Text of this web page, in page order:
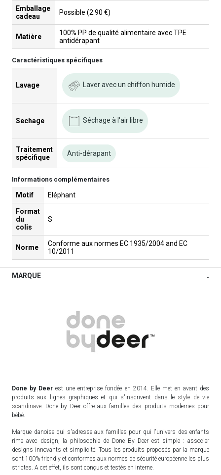
Emballage
cadeau
Possible (2.90 €)
Matière
100% PP de qualité alimentaire avec TPE
antidérapant
Caractéristiques spécifiques
Lavage Laver avec un chiffon humide
Sechage Séchage à l'air libre
Traitement
spécifique
Anti-dérapant
Informations complémentaires
Motif Eléphant
Format
du
colis
S
Norme
Conforme aux normes EC 1935/2004 and EC
10/2011
MARQUE -
Done by Deer est une entreprise fondée en 2014. Elle met en avant des
produits aux lignes graphiques et qui s'inscrivent dans le style de vie
scandinave. Done by Deer offre aux familles des produits modernes pour
bébé.
Marque danoise qui s'adresse aux familles pour qui l'univers des enfants
rime avec design, la philosophie de Done By Deer est simple : associer
designs innovants et simplicité. Tous les produits proposés par la marque
sont 100% friendly et conformes aux normes de sécurité européenne les plus
strictes. A cet effet, ils sont conçus et testés en interne.